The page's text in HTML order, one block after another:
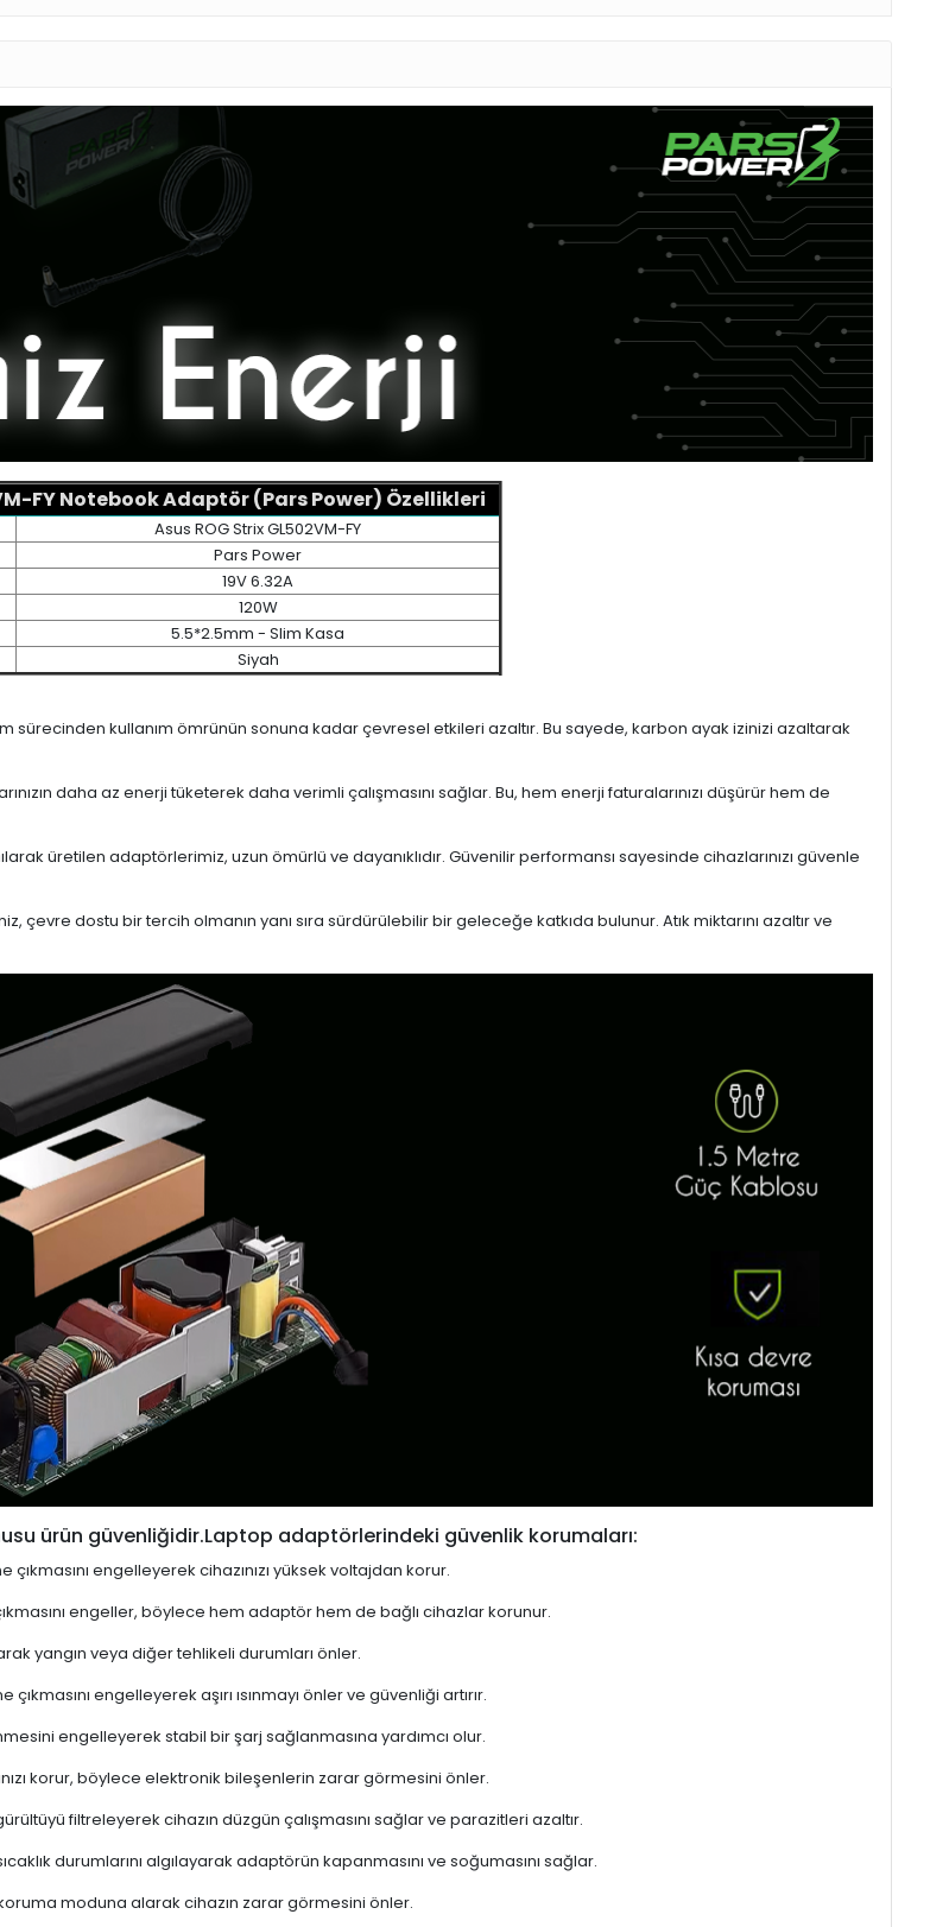
FY Notebook Adaptör (Pars Power) Özellikleri
Asus ROG Strix GL502VM-FY
Pars Power
19V 6.32A
120W
5.5*2.5mm - Slim Kasa
Siyah
sürecinden kullanım ömrünün sonuna kadar çevresel etkileri azaltır. Bu sayede, karbon ayak izinizi azaltarak
daha az enerji tüketerek daha verimli çalışmasını sağlar. Bu, hem enerji faturalarınızı düşürür hem de
üretilen adaptörlerimiz, uzun ömürlü ve dayanıklıdır. Güvenilir performansı sayesinde cihazlarınızı güvenle
dostu bir tercih olmanın yanı sıra sürdürülebilir bir geleceğe katkıda bulunur. Atık miktarını azaltır ve
ürün güvenliğidir.Laptop adaptörlerindeki güvenlik korumaları:
engelleyerek cihazınızı yüksek voltajdan korur.
çıkmasını engeller, böylece hem adaptör hem de bağlı cihazlar korunur.
yangın veya diğer tehlikeli durumları önler.
engelleyerek aşırı ısınmayı önler ve güvenliği artırır.
engelleyerek stabil bir şarj sağlanmasına yardımcı olur.
korur, böylece elektronik bileşenlerin zarar görmesini önler.
filtreleyerek cihazın düzgün çalışmasını sağlar ve parazitleri azaltır.
durumlarını algılayarak adaptörün kapanmasını ve soğumasını sağlar.
moduna alarak cihazın zarar görmesini önler.